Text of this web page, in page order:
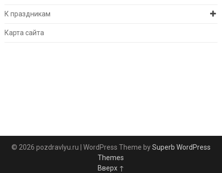
К праздникам
Карта сайта
© 2026 pozdravlyu.ru | WordPress Theme bySuperb WordPress
Themes
Вверх ↑